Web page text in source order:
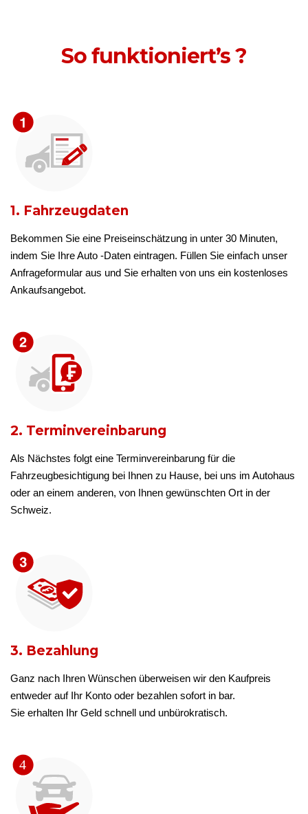
So funktioniert’s ?
1. Fahrzeugdaten
Bekommen Sie eine Preiseinschätzung in unter 30 Minuten,
indem Sie Ihre Auto -Daten eintragen. Füllen Sie einfach unser
Anfrageformular aus und Sie erhalten von uns ein kostenloses
Ankaufsangebot.
2. Terminvereinbarung
Als Nächstes folgt eine Terminvereinbarung für die
Fahrzeugbesichtigung bei Ihnen zu Hause, bei uns im Autohaus
oder an einem anderen, von Ihnen gewünschten Ort in der
Schweiz.
3. Bezahlung
Ganz nach Ihren Wünschen überweisen wir den Kaufpreis
entweder auf Ihr Konto oder bezahlen sofort in bar.
Sie erhalten Ihr Geld schnell und unbürokratisch.